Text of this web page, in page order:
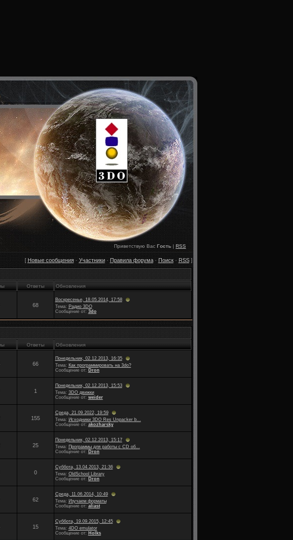
Приветствую Вас Гость|RSS
[Новые сообщения·Участники·Правила форума·Поиск·RSS]
Ответы Обновления
68
Воскресенье, 18.05.2014, 17:58
Тема: Радио 3DO
Сообщение от: 3do
Ответы Обновления
66
Понедельник, 02.12.2013, 16:35
Тема: Как программировать на 3do?
Сообщение от: Dron
1
Понедельник, 02.12.2013, 15:53
Тема: 3DO движки
Сообщение от: weider
155
Среда, 21.09.2022, 19:59
Тема: Исходники 3DO Res Unpacker b...
Сообщение от: akozharsky
25
Понедельник, 02.12.2013, 15:17
Тема: Программы для работы с CD об...
Сообщение от: Dron
0
Суббота, 13.04.2013, 21:36
Тема: OldSchool Library
Сообщение от: Dron
62
Среда, 11.06.2014, 10:49
Тема: Изучаем форматы
Сообщение от: aliast
15
Суббота, 19.09.2015, 12:45
Тема: 4DO emulator
Сообщение от: Holks